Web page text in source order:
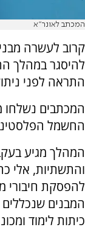
המכתב לאונר"א
קרוב לעשרה
להיסגר במהלך
התראה לפני
המכתבים
החשמל
והתשתיות, אלי
להפסקת חיבורי
המבנים
כיתות לימוד